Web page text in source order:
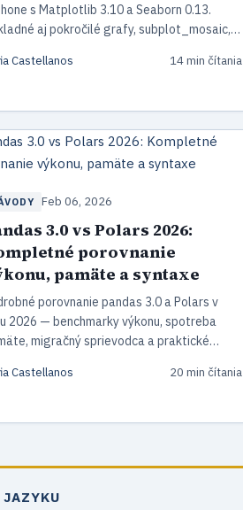
s Matplotlib 3.10 a Seaborn 0.13.
aj pokročilé grafy, subplot_mosaic,
ML výsledkov.
Castellanos 14 min čítania
Feb 06, 2026
3.0 vs Polars 2026:
porovnanie
pamäte a syntaxe
porovnanie pandas 3.0 a Polars v
2026 — benchmarky výkonu, spotreba
migračný sprievodca a praktické
Castellanos 20 min čítania